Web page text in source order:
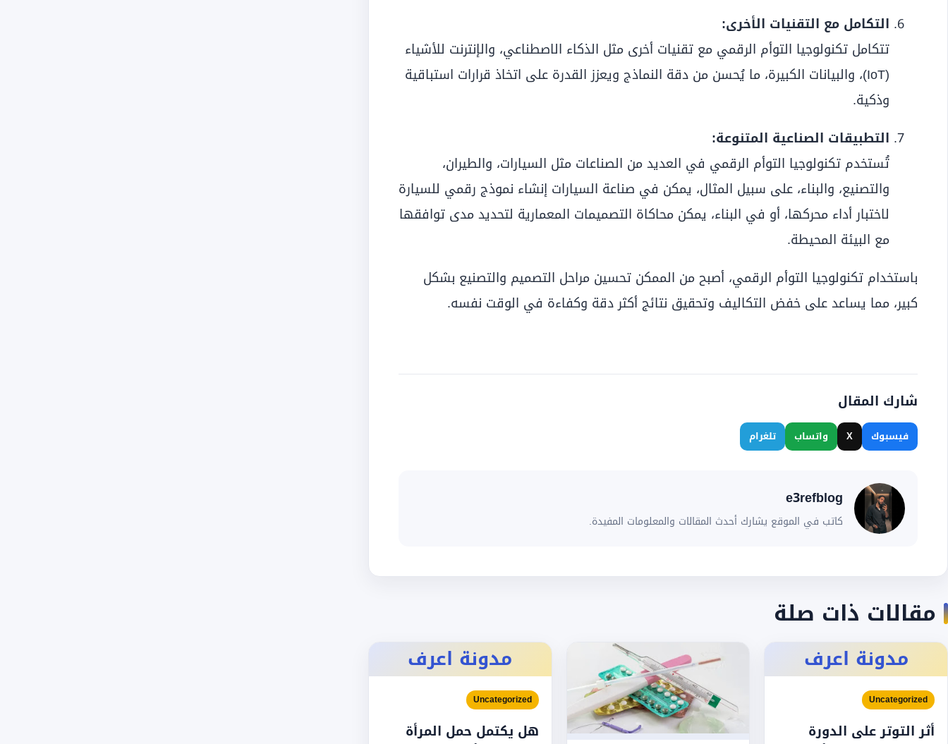
التكامل مع التقنيات الأخرى:
تتكامل تكنولوجيا التوأم الرقمي مع تقنيات أخرى مثل الذكاء الاصطناعي، والإنترنت للأشياء
(IoT)، والبيانات الكبيرة، ما يُحسن من دقة النماذج ويعزز القدرة على اتخاذ قرارات استباقية
وذكية.
التطبيقات الصناعية المتنوعة:
تُستخدم تكنولوجيا التوأم الرقمي في العديد من الصناعات مثل السيارات، والطيران،
والتصنيع، والبناء، على سبيل المثال، يمكن في صناعة السيارات إنشاء نموذج رقمي للسيارة
لاختبار أداء محركها، أو في البناء، يمكن محاكاة التصميمات المعمارية لتحديد مدى توافقها
مع البيئة المحيطة.
باستخدام تكنولوجيا التوأم الرقمي، أصبح من الممكن تحسين مراحل التصميم والتصنيع بشكل
كبير، مما يساعد على خفض التكاليف وتحقيق نتائج أكثر دقة وكفاءة في الوقت نفسه.
شارك المقال
فيسبوك X واتساب تلغرام
e3refblog
كاتب في الموقع يشارك أحدث المقالات والمعلومات المفيدة.
مقالات ذات صلة
مدونة اعرف
Uncategorized
أثر التوتر على الدورة
مدونة اعرف
Uncategorized
هل يكتمل حمل المرأة